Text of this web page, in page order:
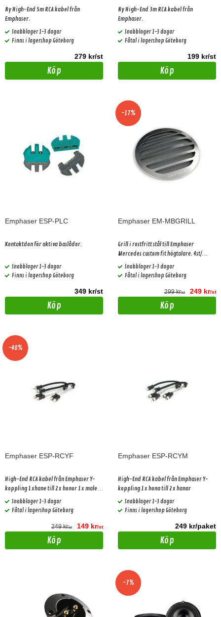
Ny High-End 5m RCA kabel från
Emphaser.
Snabblager 1-3 dagar
Finns i lagershop Göteborg
279 kr/st
Köp
Ny High-End 3m RCA kabel från
Emphaser.
Snabblager 1-3 dagar
Fåtal i lagershop Göteborg
199 kr/st
Köp
Emphaser ESP-PLC
Kontaktdon för aktiva baslådor.
Snabblager 1-3 dagar
Finns i lagershop Göteborg
349 kr/st
Köp
-17%
Emphaser EM-MBGRILL
Grill i rostfritt stål till Emphaser
Mercedes custom fit högtalare. 4st/
förpackning Passar: Mercedes W205,
C205, A205, X253, C253, W213, S213, C238,
Snabblager 1-3 dagar
Fåtal i lagershop Göteborg
299 kr/st 249 kr/st
Köp
-40%
Emphaser ESP-RCYF
High-End RCA kabel från Emphaser Y-
koppling 1xhane till 2x honor 1x male to
2x females
Snabblager 1-3 dagar
Fåtal i lagershop Göteborg
249 kr/st 149 kr/st
Köp
Emphaser ESP-RCYM
High-End RCA kabel från Emphaser Y-
koppling 1x hona till 2x hanar
Snabblager 1-3 dagar
Finns i lagershop Göteborg
249 kr/paket
Köp
-7%